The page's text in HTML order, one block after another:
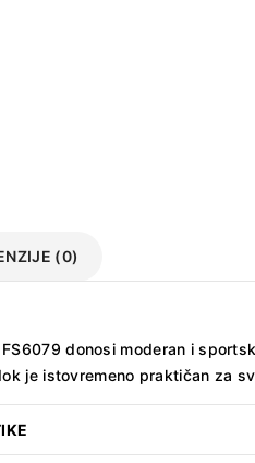
(0)
donosi moderan i
je istovremeno praktičan za